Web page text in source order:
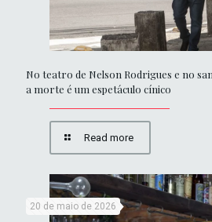
No teatro de Nelson Rodrigues e no
a morte é um espetáculo cínico
Read more
20 de maio de 2026